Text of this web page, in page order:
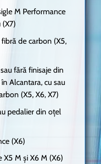
M Performance
de carbon (X5,
fără finisaje din
Alcantara, cu sau
(X5, X6, X7)
pedalier din oțel
(X6)
X5 M și X6 M (X6)